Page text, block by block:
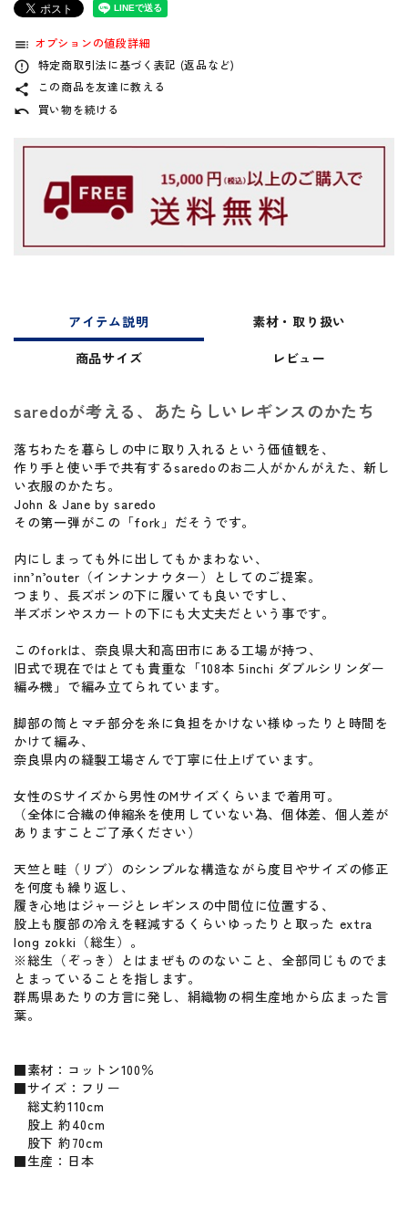
toc オプションの値段詳細
error_outline 特定商取引法に基づく表記 (返品など)
share この商品を友達に教える
undo 買い物を続ける
アイテム説明
素材・取り扱い
商品サイズ
レビュー
saredoが考える、あたらしいレギンスのかたち
落ちわたを暮らしの中に取り入れるという価値観を、
作り手と使い手で共有するsaredoのお二人がかんがえた、新し
い衣服のかたち。
John & Jane by saredo
その第一弾がこの「fork」だそうです。
内にしまっても外に出してもかまわない、
inn’n’outer（インナンナウター）としてのご提案。
つまり、長ズボンの下に履いても良いですし、
半ズボンやスカートの下にも大丈夫だという事です。
このforkは、奈良県大和高田市にある工場が持つ、
旧式で現在ではとても貴重な「108本 5inchi ダブルシリンダー
編み機」で編み立てられています。
脚部の筒とマチ部分を糸に負担をかけない様ゆったりと時間を
かけて編み、
奈良県内の縫製工場さんで丁寧に仕上げています。
女性のSサイズから男性のMサイズくらいまで着用可。
（全体に合繊の伸縮糸を使用していない為、個体差、個人差が
ありますことご了承ください）
天竺と畦（リブ）のシンプルな構造ながら度目やサイズの修正
を何度も繰り返し、
履き心地はジャージとレギンスの中間位に位置する、
股上も腹部の冷えを軽減するくらいゆったりと取った extra
long zokki（総生）。
※総生（ぞっき）とはまぜもののないこと、全部同じものでま
とまっていることを指します。
群馬県あたりの方言に発し、絹織物の桐生産地から広まった言
葉。
■素材：コットン100％
■サイズ：フリー
総丈約110cm
股上 約40cm
股下 約70cm
■生産：日本